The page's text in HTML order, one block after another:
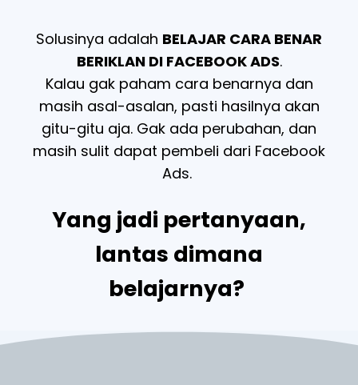
Solusinya adalah BELAJAR CARA BENAR
BERIKLAN DI FACEBOOK ADS.
Kalau gak paham cara benarnya dan
masih asal-asalan, pasti hasilnya akan
gitu-gitu aja. Gak ada perubahan, dan
masih sulit dapat pembeli dari Facebook
Ads.
Yang jadi pertanyaan,
lantas dimana
belajarnya?